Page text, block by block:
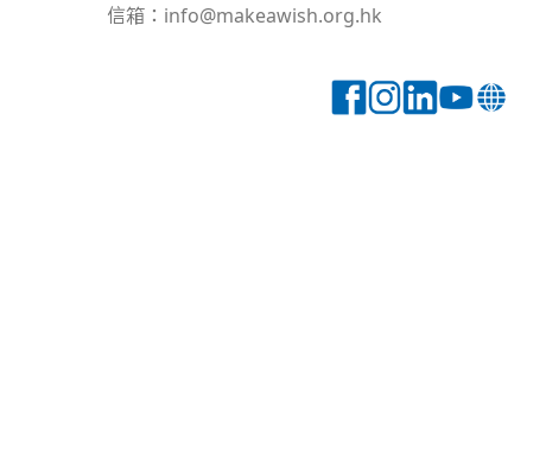
信箱：info@makeawish.org.hk